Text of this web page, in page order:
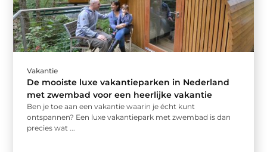
Vakantie
De mooiste luxe vakantieparken in Nederland
met zwembad voor een heerlijke vakantie
Ben je toe aan een vakantie waarin je écht kunt
ontspannen? Een luxe vakantiepark met zwembad is dan
precies wat ...